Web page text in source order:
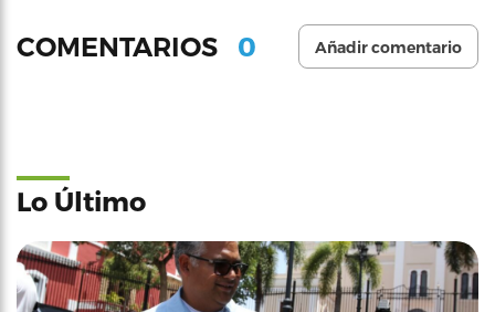
COMENTARIOS 0 Añadir comentario
Lo Último